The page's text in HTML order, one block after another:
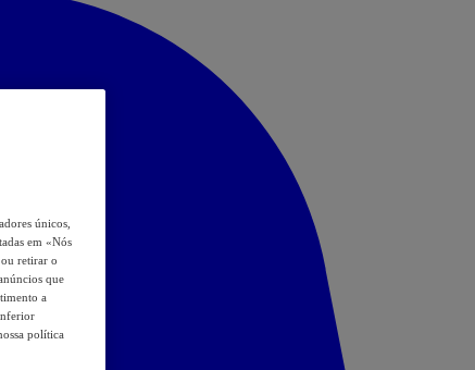
únicos,
em «Nós
ou retirar o
que
a
política